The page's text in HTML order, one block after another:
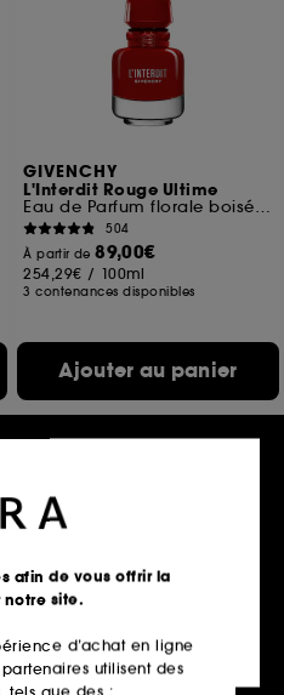
GIVENCHY
L'Interdit Rouge Ultime
Eau de Parfum florale boisée chaleureuse pour femme
504
À partir de89,00€
254,29€ / 100ml
3 contenances disponibles
Ajouter au panier
HERMÈS
Twilly D'Hermès
Coffret Eau de Parfum
afin de vous offrir la
site.
d’achat en ligne
partenaires utilisent des
tels que des :